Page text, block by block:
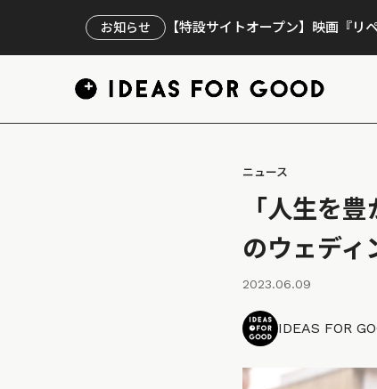
お知らせ 【特設サイトオープン】映画『
ニュース
「人生を
のウェディ
2023.06.09
IDEAS FOR